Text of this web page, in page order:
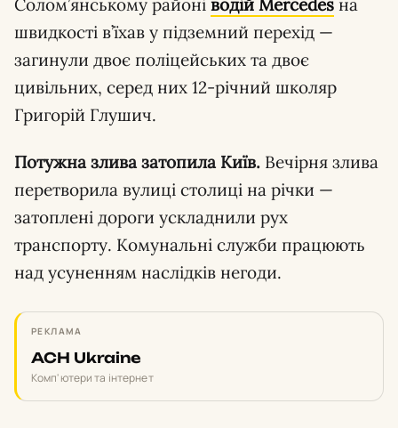
Солом’янському районі водій Mercedes на
швидкості в’їхав у підземний перехід —
загинули двоє поліцейських та двоє
цивільних, серед них 12-річний школяр
Григорій Глушич.
Потужна злива затопила Київ. Вечірня злива
перетворила вулиці столиці на річки —
затоплені дороги ускладнили рух
транспорту. Комунальні служби працюють
над усуненням наслідків негоди.
РЕКЛАМА
ACH Ukraine
Комп'ютери та інтернет